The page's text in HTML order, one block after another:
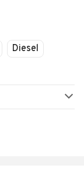
Diesel